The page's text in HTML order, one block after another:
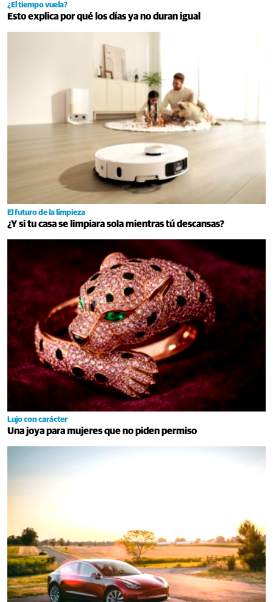
¿El tiempo vuela?
Esto explica por qué los días ya no duran igual
El futuro de la limpieza
¿Y si tu casa se limpiara sola mientras tú descansas?
Lujo con carácter
Una joya para mujeres que no piden permiso